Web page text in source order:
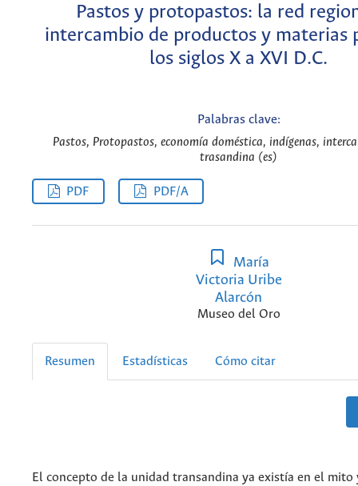
Pastos y protopastos: la red
intercambio de productos y materias
los siglos X a XVI D.C.
Palabras clave:
Pastos, Protopastos, economía doméstica, indígenas,
trasandina (es)
PDF PDF/A
María
Victoria Uribe
Alarcón
Museo del Oro
Resumen Estadísticas Cómo citar
El concepto de la unidad transandina ya existía en el